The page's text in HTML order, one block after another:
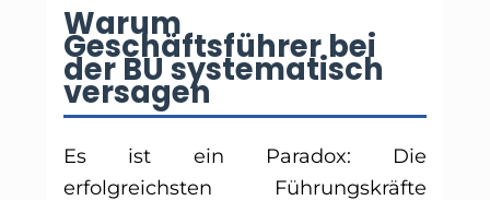
Warum
Geschäftsführer bei
der BU systematisch
versagen
Es ist ein Paradox: Die
erfolgreichsten Führungskräfte